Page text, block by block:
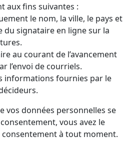
aux fins suivantes :
le nom, la ville, le pays et
du signataire en ligne sur la
au courant de l’avancement
l’envoi de courriels.
informations fournies par le
vos données personnelles se
vous avez le
à tout moment.